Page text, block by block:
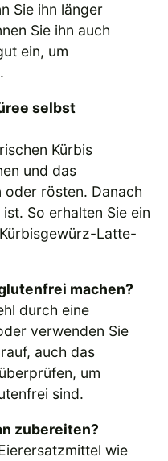
Sie ihn länger
Sie ihn auch
ein, um
selbst
Kürbis
und das
rösten. Danach
So erhalten Sie ein
Latte-
machen?
durch eine
verwenden Sie
auch das
um
sind.
zubereiten?
wie